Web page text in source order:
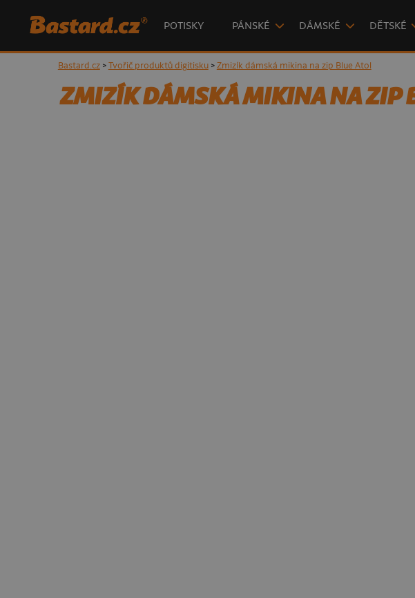
POTISKY PÁNSKÉ DÁMSKÉ DĚTSKÉ
Bastard.cz> Tvořič produktů digitisku> Zmizík dámská mikina na zip Blue Atol
ZMIZÍK DÁMSKÁ MIKINA NA ZIP